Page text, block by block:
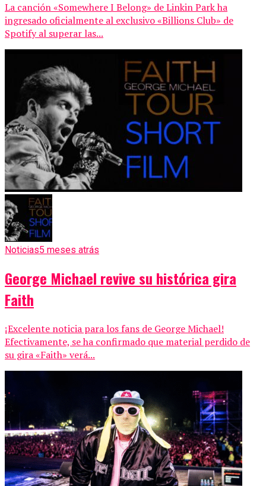
La canción «Somewhere I Belong» de Linkin Park ha
ingresado oficialmente al exclusivo «Billions Club» de
Spotify al superar las...
Noticias5 meses atrás
George Michael revive su histórica gira
Faith
¡Excelente noticia para los fans de George Michael!
Efectivamente, se ha confirmado que material perdido de
su gira «Faith» verá...